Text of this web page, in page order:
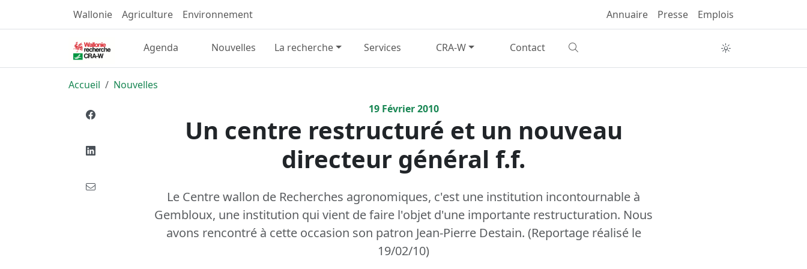
Wallonie Agriculture Environnement Annuaire Presse Emplois
Agenda Nouvelles La recherche Services CRA-W Contact
Accueil
Nouvelles
19Février2010
Un centre restructuré et un nouveau
directeur général f.f.
Le Centre wallon de Recherches agronomiques, c'est une institution incontournable à
Gembloux, une institution qui vient de faire l'objet d'une importante restructuration. Nous
avons rencontré à cette occasion son patron Jean-Pierre Destain. (Reportage réalisé le
19/02/10)